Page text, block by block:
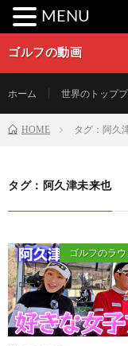
ゴルフの動画
ホーム 世界のトップ
HOME タグ：阿久
タグ：阿久津未来也
ゴルフのラ
MENU